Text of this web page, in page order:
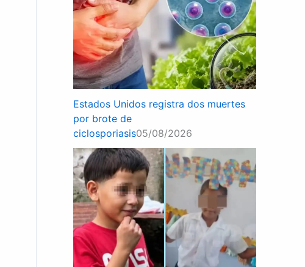
Estados Unidos registra dos muertes
por brote de
ciclosporiasis05/08/2026